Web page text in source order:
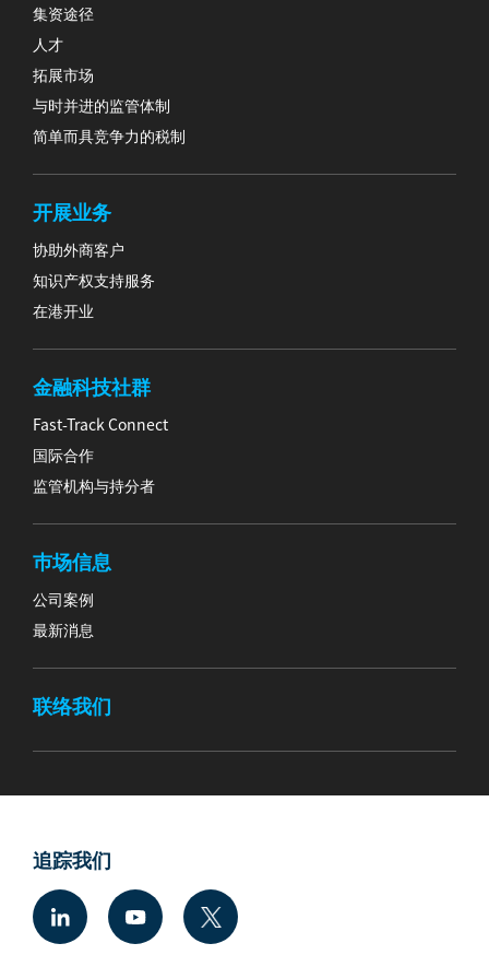
集资途径
人才
拓展市场
与时并进的监管体制
简单而具竞争力的税制
开展业务
协助外商客户
知识产权支持服务
在港开业
金融科技社群
Fast-Track Connect
国际合作
监管机构与持分者
巿场信息
公司案例
最新消息
联络我们
追踪我们